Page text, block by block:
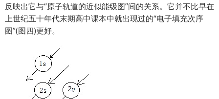
反映出它与“原子轨道的近似能级图”间的关系。它并不比早在
上世纪五十年代末期高中课本中就出现过的“电子填充次序
图”(图四)更好。